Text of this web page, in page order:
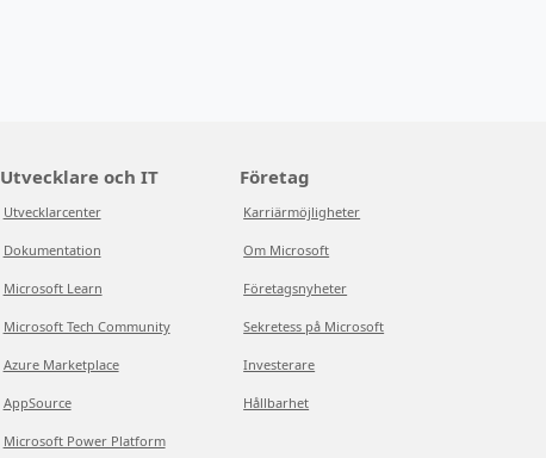
Utvecklare och IT
Utvecklarcenter
Dokumentation
Microsoft Learn
Microsoft Tech Community
Azure Marketplace
AppSource
Microsoft Power Platform
Företag
Karriärmöjligheter
Om Microsoft
Företagsnyheter
Sekretess på Microsoft
Investerare
Hållbarhet